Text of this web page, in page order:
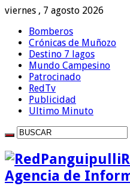
viernes , 7 agosto 2026
Bomberos
Crónicas de Muñozo
Destino 7 lagos
Mundo Campesino
Patrocinado
RedTv
Publicidad
Ultimo Minuto
Agencia de